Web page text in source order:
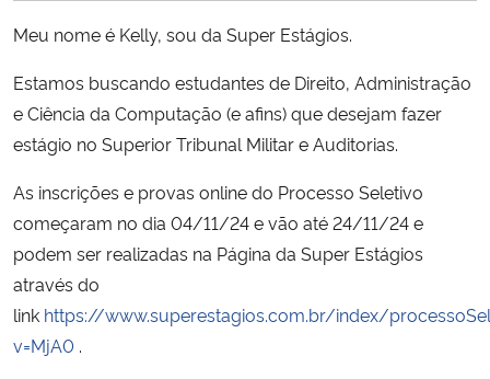
Ministério de Minas e Energia
Ministério do Meio Ambiente
Ministério do Turismo
Ministério do Desenvolvimento Regional
Meu nome é Kelly, sou da Super Estágios.
Estamos buscando estudantes de Direito, Administração
e Ciência da Computação (e afins) que desejam fazer
estágio no Superior Tribunal Militar e Auditorias.
As inscrições e provas online do Processo Seletivo
começaram no dia 04/11/24 e vão até 24/11/24 e
podem ser realizadas na Página da Super Estágios
através do
link https://www.superestagios.com.br/index/
v=MjA0 .